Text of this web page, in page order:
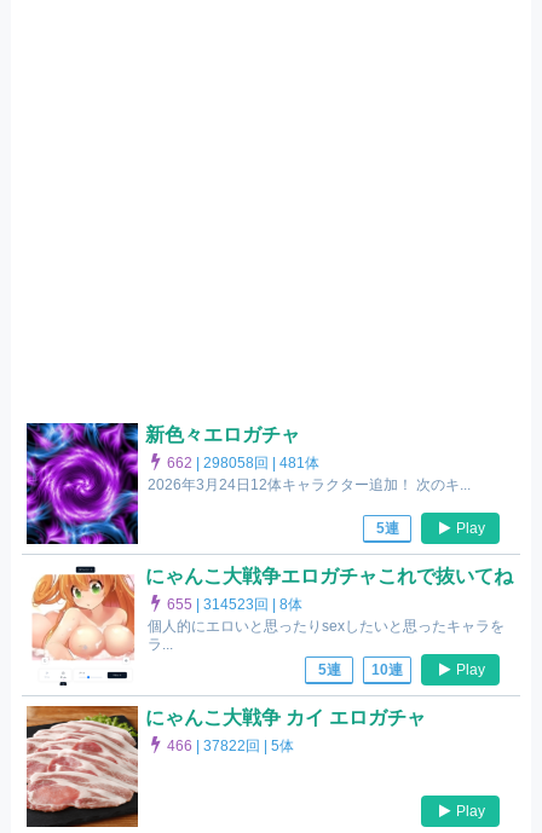
新色々エロガチャ
662 |298058回 |481体
2026年3月24日12体キャラクター追加！ 次のキ...
5連 Play
にゃんこ大戦争エロガチャこれで抜いてね
655 |314523回 |8体
個人的にエロいと思ったりsexしたいと思ったキャラを
ラ...
5連
10連 Play
にゃんこ大戦争 カイ エロガチャ
466 |37822回 |5体
Play